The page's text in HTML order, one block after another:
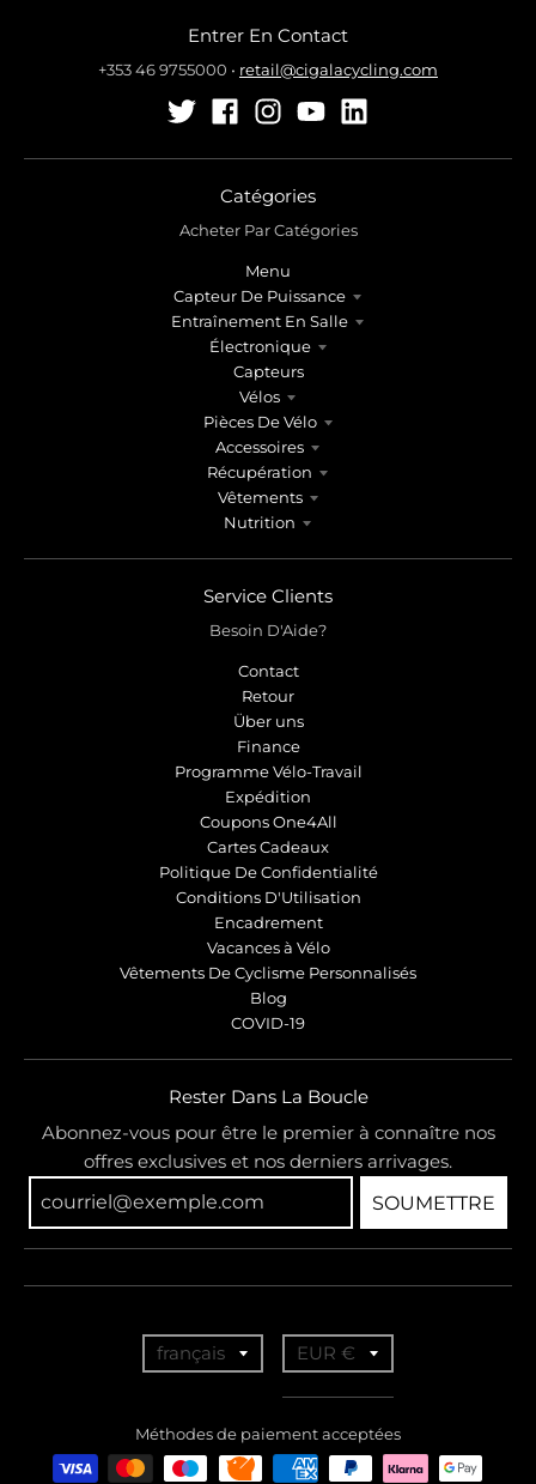
Entrer En Contact
+353 46 9755000 • retail@cigalacycling.com
Catégories
Acheter Par Catégories
Menu
Capteur De Puissance
Entraînement En Salle
Électronique
Capteurs
Vélos
Pièces De Vélo
Accessoires
Récupération
Vêtements
Nutrition
Service Clients
Besoin D'Aide?
Contact
Retour
Über uns
Finance
Programme Vélo-Travail
Expédition
Coupons One4All
Cartes Cadeaux
Politique De Confidentialité
Conditions D'Utilisation
Encadrement
Vacances à Vélo
Vêtements De Cyclisme Personnalisés
Blog
COVID-19
Rester Dans La Boucle
Abonnez-vous pour être le premier à connaître nos
offres exclusives et nos derniers arrivages.
SOUMETTRE
a
n
français
n
EUR €
Méthodes de paiement acceptées